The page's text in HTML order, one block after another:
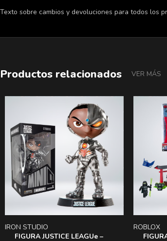
Texto sobre cambios y devoluciones para todos los
Productos relacionados VER MÁS
FIGURA JUSTICE LEAGUe –
IRON STUDIO ROBLOX